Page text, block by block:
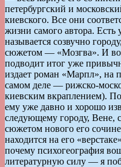
петербургский и
киевского. Все они
жизни самого автора.
называется созвучно
сюжетом — «Мозгва». И
подводит итог уже
издает роман «Марпл», на
самом деле — рижско-
киевским вкраплением).
ему уже давно и хорошо
следующему городу, Вене,
сюжетом нового его
находится на его
почему психогеография
литературную силу — я